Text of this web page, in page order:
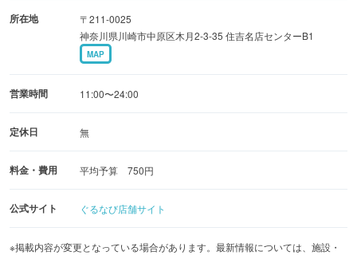
所在地
〒211-0025
神奈川県川崎市中原区木月2-3-35 住吉名店センターB1
MAP
営業時間 11:00〜24:00
定休日 無
料金・費用 平均予算 750円
公式サイト ぐるなび店舗サイト
※掲載内容が変更となっている場合があります。最新情報については、施設・